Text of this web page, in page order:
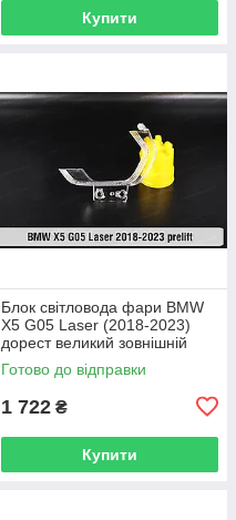
Купити
Блок світловода фари BMW
X5 G05 Laser (2018-2023)
дорест великий зовнішній
лівий
Готово до відправки
1 722 ₴
Купити